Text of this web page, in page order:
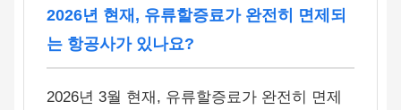
2026년 현재, 유류할증료가 완전히 면제되
는 항공사가 있나요?
2026년 3월 현재, 유류할증료가 완전히 면제